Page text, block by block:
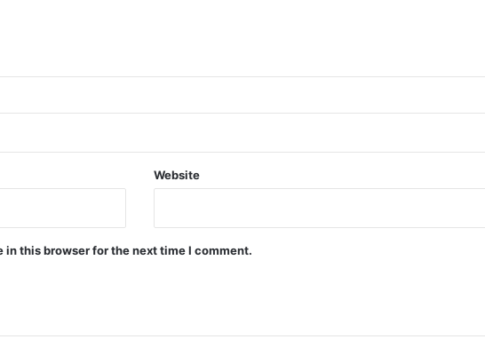
Website
in this browser for the next time I comment.